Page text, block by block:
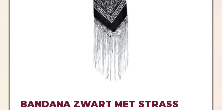
BANDANA ZWART MET STRASS